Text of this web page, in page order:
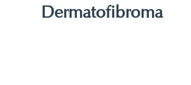
Dermatofibroma